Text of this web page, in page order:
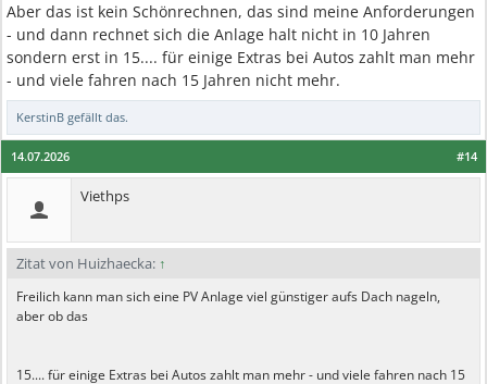
Aber das ist kein Schönrechnen, das sind meine Anforderungen
- und dann rechnet sich die Anlage halt nicht in 10 Jahren
sondern erst in 15.... für einige Extras bei Autos zahlt man mehr
- und viele fahren nach 15 Jahren nicht mehr.
KerstinB gefällt das.
#14
14.07.2026
Viethps
Zitat von Huizhaecka: ↑
Freilich kann man sich eine PV Anlage viel günstiger aufs Dach nageln,
aber ob das
15.... für einige Extras bei Autos zahlt man mehr - und viele fahren nach 15